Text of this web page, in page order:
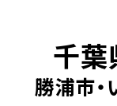
千葉
勝浦市